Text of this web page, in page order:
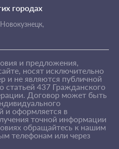
городах
Новокузнецк,
и предложения,
носят исключительно
и не являются публичной
статьей 437 Гражданского
Договор может быть
и оформляется в
точной информации
обращайтесь к нашим
телефонам или через